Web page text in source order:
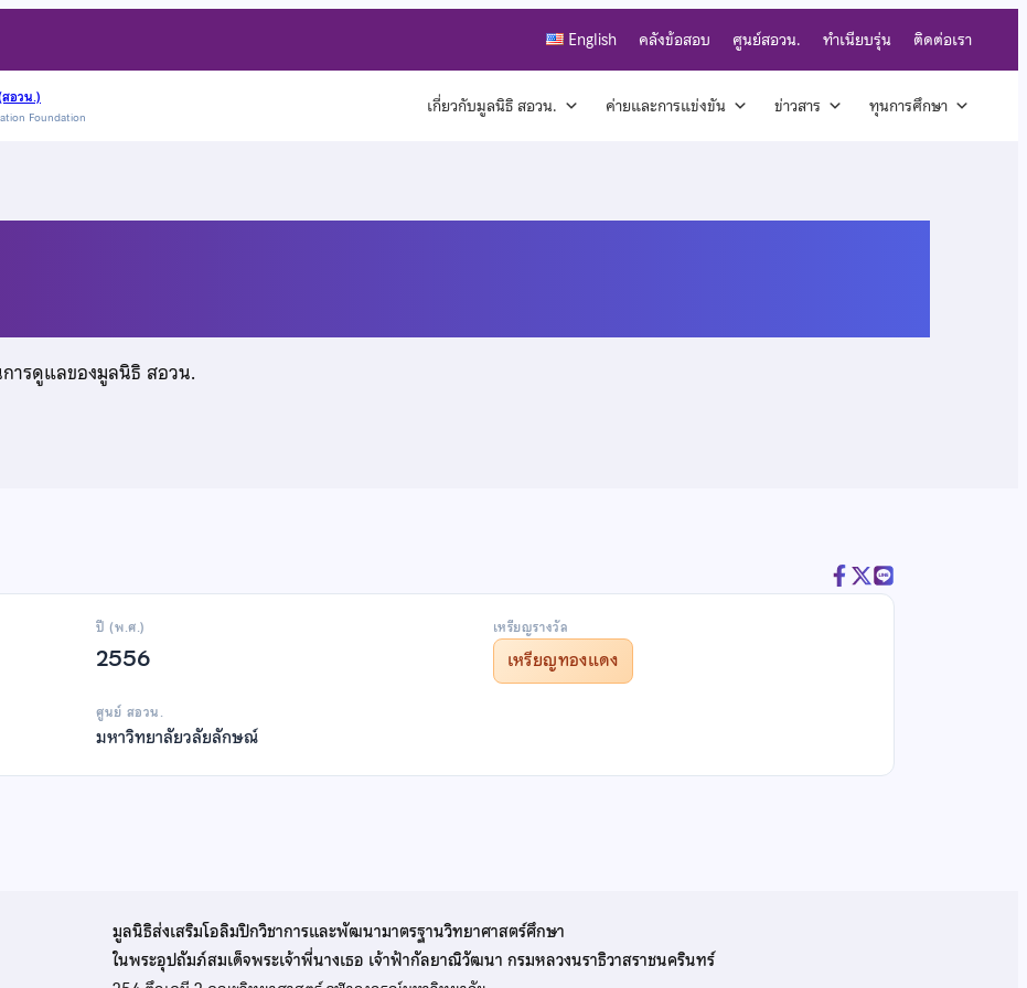
English คลังข้อสอบ ศูนย์สอวน. ทำเนียบรุ่น ติดต่อเรา
อวน.)
Foundation เกี่ยวกับมูลนิธิ สอวน. ค่ายและการแข่งขัน ข่าวสาร ทุนการศึกษา
ารดูแลของมูลนิธิ สอวน.
ปี (พ.ศ.)
2556
เหรียญรางวัล
เหรียญทองแดง
ศูนย์ สอวน.
มหาวิทยาลัยวลัยลักษณ์
มูลนิธิส่งเสริมโอลิมปิกวิชาการและพัฒนามาตรฐานวิทยาศาสตร์ศึกษา
ในพระอุปถัมภ์สมเด็จพระเจ้าพี่นางเธอ เจ้าฟ้ากัลยาณิวัฒนา กรมหลวงนราธิวาสราชนครินทร์